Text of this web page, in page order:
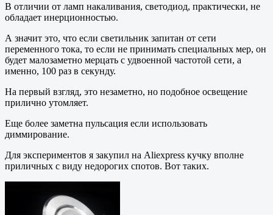
В отличии от ламп накаливания, светодиод, практически, не
обладает инерционностью.
А значит это, что если светильник запитан от сети
переменного тока, то если не принимать специальных мер, он
будет малозаметно мерцать с удвоенной частотой сети, а
именно, 100 раз в секунду.
На первый взгляд, это незаметно, но подобное освещение
прилично утомляет.
Еще более заметна пульсация если использовать
диммирование.
Для экспериментов я закупил на Aliexpress кучку вполне
приличных с виду недорогих спотов. Вот таких.